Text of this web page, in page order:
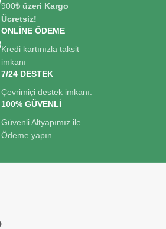
900₺ üzeri Kargo
Ücretsiz!
ONLİNE ÖDEME
Kredi kartınızla taksit
imkanı
7/24 DESTEK
Çevrimiçi destek imkanı.
100% GÜVENLİ
Güvenli Altyapımız ile
Ödeme yapın.